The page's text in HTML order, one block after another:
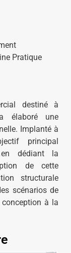
Pratique
destiné à
élaboré une
Implanté à
principal
en dédiant la
de cette
structurale
scénarios de
à la